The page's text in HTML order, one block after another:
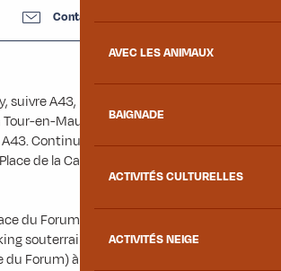
AVEC LES ANIMAUX
BAIGNADE
ACTIVITÉS CULTURELLES
ACTIVITÉS NEIGE
Contactez-nous
suivre A43, E70 et A43 en direction
en-Maurienne. Prendre la sortie
Continuer sur D906. Rouler en
de la Cathédrale à Saint-Jean-de-
du Forum
souterrain gratuit Saint-Antoine
du Forum) à 300 m